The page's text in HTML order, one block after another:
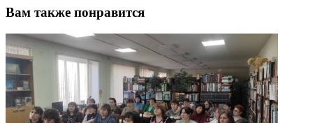
Вам также понравится